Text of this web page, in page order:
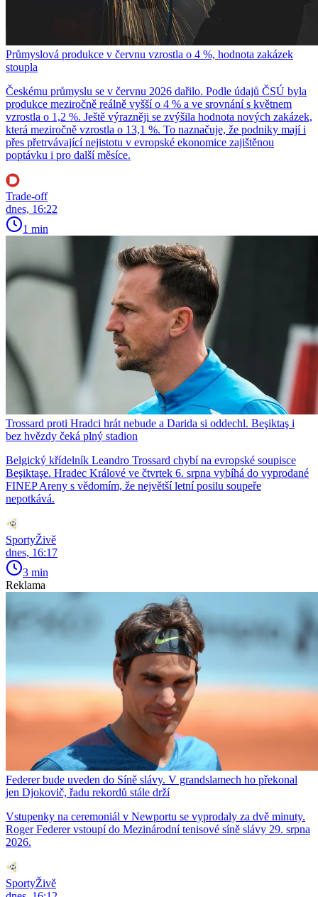
Průmyslová produkce v červnu vzrostla o 4 %, hodnota zakázek
stoupla
Českému průmyslu se v červnu 2026 dařilo. Podle údajů ČSÚ byla
produkce meziročně reálně vyšší o 4 % a ve srovnání s květnem
vzrostla o 1,2 %. Ještě výrazněji se zvýšila hodnota nových zakázek,
která meziročně vzrostla o 13,1 %. To naznačuje, že podniky mají i
přes přetrvávající nejistotu v evropské ekonomice zajištěnou
poptávku i pro další měsíce.
Trade-off
dnes, 16:22
1 min
Trossard proti Hradci hrát nebude a Darida si oddechl. Beşiktaş i
bez hvězdy čeká plný stadion
Belgický křídelník Leandro Trossard chybí na evropské soupisce
Beşiktaşe. Hradec Králové ve čtvrtek 6. srpna vybíhá do vyprodané
FINEP Areny s vědomím, že největší letní posilu soupeře
nepotkává.
SportyŽivě
dnes, 16:17
3 min
Reklama
Federer bude uveden do Síně slávy. V grandslamech ho překonal
jen Djokovič, řadu rekordů stále drží
Vstupenky na ceremoniál v Newportu se vyprodaly za dvě minuty.
Roger Federer vstoupí do Mezinárodní tenisové síně slávy 29. srpna
2026.
SportyŽivě